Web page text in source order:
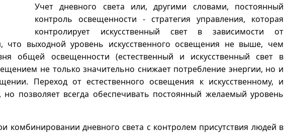
Учет дневного света или, другими словами, постоянный
контроль освещенности - стратегия управления, которая
контролирует искусственный свет в зависимости от
что выходной уровень искусственного освещения не выше, чем
общей освещенности (естественный и искусственный свет в
не только значительно снижает потребление энергии, но и
Переход от естественного освещения к искусственному, и
позволяет всегда обеспечивать постоянный желаемый уровень
комбинировании дневного света с контролем присутствия людей в